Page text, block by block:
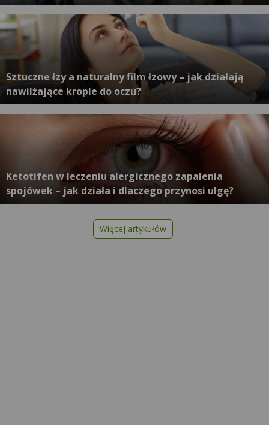
Sztuczne łzy a naturalny film łzowy – jak działają
nawilżające krople do oczu?
Ketotifen w leczeniu alergicznego zapalenia
spojówek – jak działa i dlaczego przynosi ulgę?
Więcej artykułów